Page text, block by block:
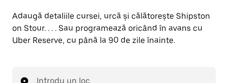
Adaugă detaliile cursei, urcă și călătorește Shipston
on Stour. . . . Sau programează oricând în avans cu
Uber Reserve, cu până la 90 de zile înainte.
Introdu un loc